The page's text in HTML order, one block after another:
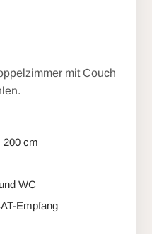
mit Couch
200 cm
WC
Empfang